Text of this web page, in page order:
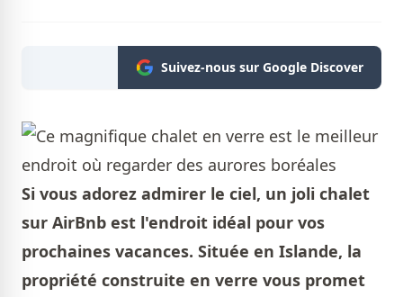
Suivez-nous sur Google Discover
Si vous adorez admirer le ciel, un joli chalet
sur AirBnb est l'endroit idéal pour vos
prochaines vacances. Située en Islande, la
propriété construite en verre vous promet